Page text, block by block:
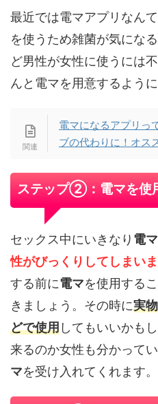
最近では電マアプリなん
を使うため雑菌が気にな
ど男性が女性に使うには
んと電マを用意するよう
電マになるアプリっ
ブの代わりに！オス
ステップ②：電マを使
セックス中にいきなり 電マ
性がびっくりしてしまいま
する前に電マを使用する
きましょう。その時に実
どで使用してもいいかも
来るのか女性も分かって
マを受け入れてくれます。